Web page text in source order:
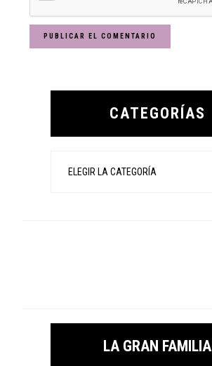
Primary
CATEGORÍAS
LA GRAN FAMILIA